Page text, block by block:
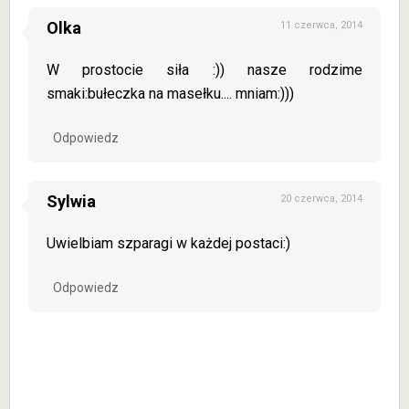
Olka 11 czerwca, 2014
W prostocie siła :)) nasze rodzime
smaki:bułeczka na masełku.... mniam:)))
Odpowiedz
Sylwia 20 czerwca, 2014
Uwielbiam szparagi w każdej postaci:)
Odpowiedz